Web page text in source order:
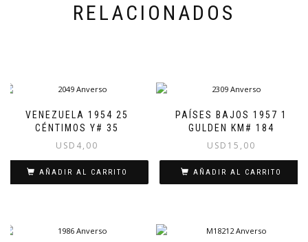
RELACIONADOS
VENEZUELA 1954 25
CÉNTIMOS Y# 35
USD 4,00
AÑADIR AL CARRITO
PAÍSES BAJOS 1957 1
GULDEN KM# 184
USD 15,00
AÑADIR AL CARRITO